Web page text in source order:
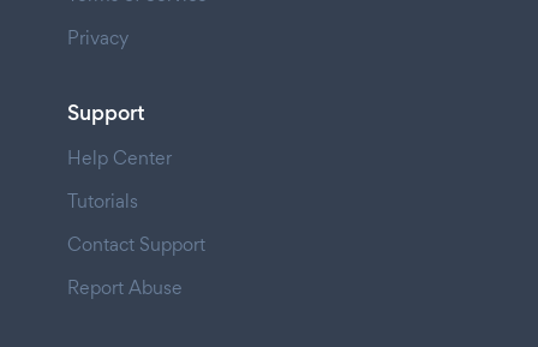
Privacy
Support
Help Center
Tutorials
Contact Support
Report Abuse